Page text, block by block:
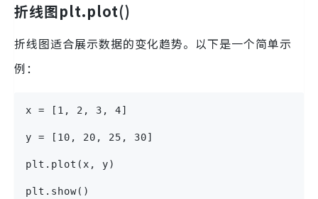
折线图plt.plot()
折线图适合展示数据的变化趋势。以下是一个简单示
例：
x = [1, 2, 3, 4]
y = [10, 20, 25, 30]
plt.plot(x, y)
plt.show()